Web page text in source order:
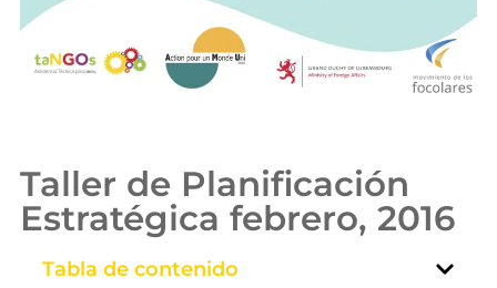
Taller de Planificación
Estratégica febrero, 2016
Tabla de contenido